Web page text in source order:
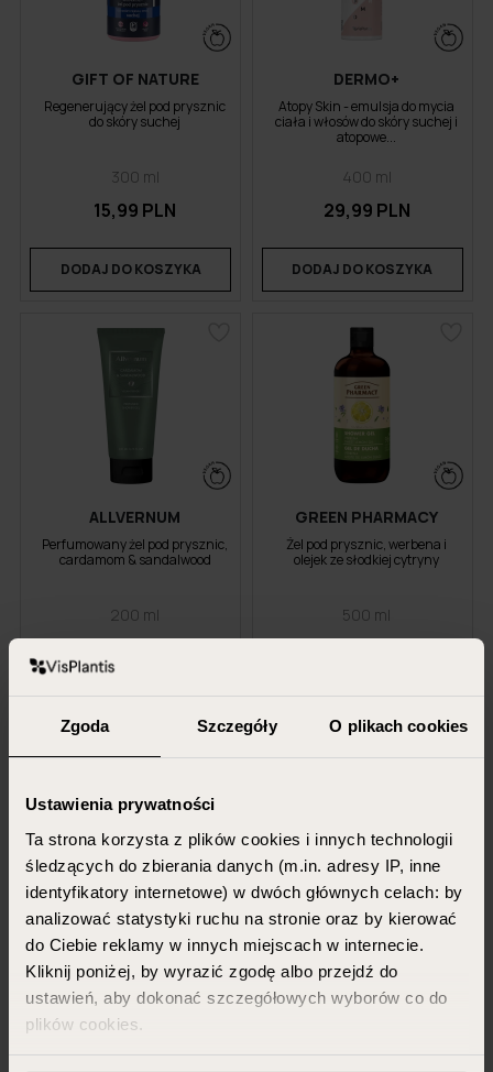
Zgoda Szczegóły O plikach cookies
Ustawienia prywatności
Ta strona korzysta z plików cookies i innych technologii
śledzących do zbierania danych (m.in. adresy IP, inne
identyfikatory internetowe) w dwóch głównych celach: by
analizować statystyki ruchu na stronie oraz by kierować
do Ciebie reklamy w innych miejscach w internecie.
Kliknij poniżej, by wyrazić zgodę albo przejdź do
ustawień, aby dokonać szczegółowych wyborów co do
plików cookies.
GIFT OF NATURE
Regenerujący żel pod prysznic
do skóry suchej
300 ml
15,99 PLN
DODAJ DO KOSZYKA
DERMO+
Atopy Skin - emulsja do mycia
ciała i włosów do skóry suchej i
atopowe...
400 ml
29,99 PLN
DODAJ DO KOSZYKA
ALLVERNUM
Perfumowany żel pod prysznic,
cardamom & sandalwood
200 ml
GREEN PHARMACY
Żel pod prysznic, werbena i
olejek ze słodkiej cytryny
500 ml
promocja
PHARMA CARE
Dwupak Pharma Care, sól do
kąpieli biała frezja + żel pod
prysznic alo...
500 ml + 800 g
promocja
PHARMA CARE
Dwupak Pharma Care, sól
rozgrzewająca do stóp + żel pod
prysznic róża
500 ml + 560 g